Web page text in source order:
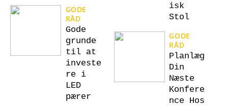
GODE
RÅD
Gode
grunde
til at
investe
re i
LED
pærer
isk
Stol
GODE
RÅD
Planlæg
Din
Næste
Konfere
nce Hos